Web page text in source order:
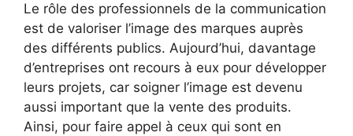
Le rôle des professionnels de la communication
est de valoriser l’image des marques auprès
des différents publics. Aujourd’hui, davantage
d’entreprises ont recours à eux pour développer
leurs projets, car soigner l’image est devenu
aussi important que la vente des produits.
Ainsi, pour faire appel à ceux qui sont en